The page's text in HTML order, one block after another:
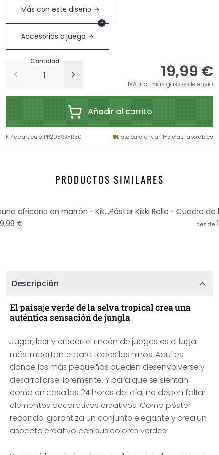
Más con este diseño
Accesorios a juego
5
Cantidad
19,99 €
IVA incl. más gastos de envío
Añadir al carrito
N.º de artículo: PP2059A-R30 Listo para enviar: 1-3 días laborables
PRODUCTOS SIMILARES
Póster Sueños de selva - La fauna africana en marrón - Kikki Belle - Redondo
€
desde
Descripción
El paisaje verde de la selva tropical crea una
auténtica sensación de jungla
Jugar, leer y crecer: el rincón de juegos es el lugar
más importante para todos los niños. Aquí es
donde los más pequeños pueden desenvolverse y
desarrollarse libremente. Y para que se sientan
como en casa las 24 horas del día, no deben faltar
elementos decorativos creativos. Como póster
redondo, garantiza un conjunto elegante y crea un
aspecto creativo con sus colores verdes.